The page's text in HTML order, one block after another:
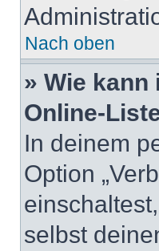
Nach oben
» Wie
Online-
In deinem
Option
selbst